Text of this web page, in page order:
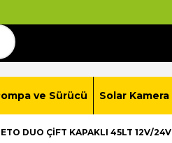
"Mayıs Ayına
ve Sürücü Solar
DUO ÇİFT KAPAKLI 45LT 12V/24V